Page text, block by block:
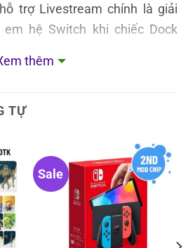
trợ Livestream chính là giải
hệ Switch khi chiếc Dock
lịch.
hình hoặc phục vụ Livestream
Capture Card tốn kém nữa.
thêm
TỰ
Sale